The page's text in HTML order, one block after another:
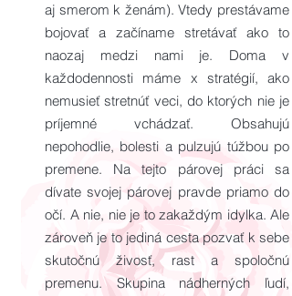
aj smerom k ženám). Vtedy prestávame
bojovať a začíname stretávať ako to
naozaj medzi nami je. Doma v
každodennosti máme x stratégií, ako
nemusieť stretnúť veci, do ktorých nie je
príjemné vchádzať. Obsahujú
nepohodlie, bolesti a pulzujú túžbou po
premene. Na tejto párovej práci sa
dívate svojej párovej pravde priamo do
očí. A nie, nie je to zakaždým idylka. Ale
zároveň je to jediná cesta pozvať k sebe
skutočnú živosť, rast a spoločnú
premenu. Skupina nádherných ľudí,